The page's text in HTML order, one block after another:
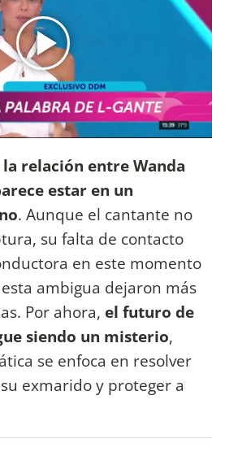
la relación entre Wanda
estar en un
. Aunque el cantante no
su falta de contacto
en este momento
ambigua dejaron más
Por ahora, el futuro de
siendo un misterio,
se enfoca en resolver
exmarido y proteger a